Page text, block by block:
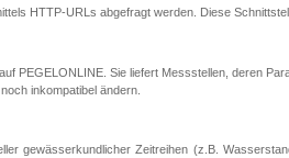
HTTP-URLs abgefragt werden. Diese
auf PEGELONLINE. Sie liefert Messstellen, deren
inkompatibel ändern.
gewässerkundlicher Zeitreihen (z.B.